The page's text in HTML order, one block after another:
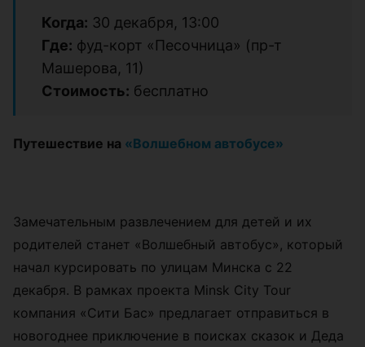
Когда: 30 декабря, 13:00
Где: фуд-корт «Песочница» (пр-т
Машерова, 11)
Стоимость: бесплатно
Путешествие на «Волшебном автобусе»
Замечательным развлечением для детей и их
родителей станет «Волшебный автобус», который
начал курсировать по улицам Минска с 22
декабря. В рамках проекта Minsk City Tour
компания «Сити Бас» предлагает отправиться в
новогоднее приключение в поисках сказок и Деда